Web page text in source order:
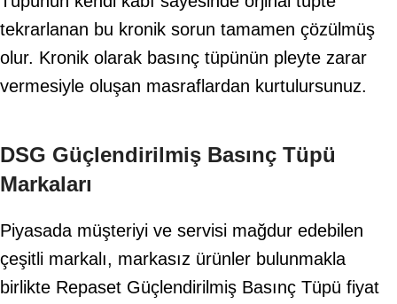
tekrarlanan bu kronik sorun tamamen çözülmüş
olur. Kronik olarak basınç tüpünün pleyte zarar
vermesiyle oluşan masraflardan kurtulursunuz.
DSG Güçlendirilmiş Basınç Tüpü
Markaları
Piyasada müşteriyi ve servisi mağdur edebilen
çeşitli markalı, markasız ürünler bulunmakla
birlikte Repaset Güçlendirilmiş Basınç Tüpü fiyat